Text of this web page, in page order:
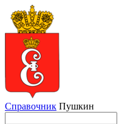
Справочник Пушкин